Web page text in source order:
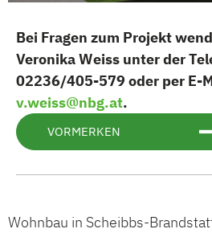
Bei Fragen zum Projekt
Veronika Weiss unter der
02236/405-579 oder per E-
v.weiss@nbg.at.
VORMERKEN
Wohnbau in Scheibbs-